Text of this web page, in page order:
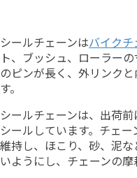
シールチェーンはバイクチ
ト、ブッシュ、ローラー
のピンが長く、外リンク
す。
シールチェーンは、出荷
シールしています。チェ
維持し、ほこり、砂、泥
いようにし、チェーンの摩